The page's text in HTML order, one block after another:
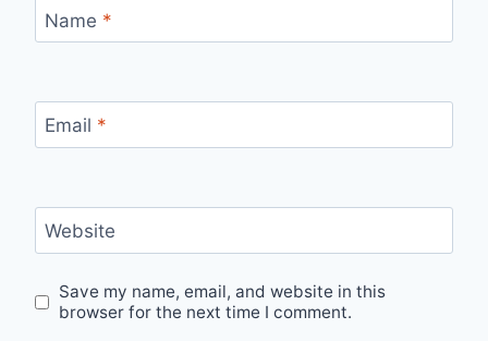
Name *
Email *
Website
Save my name, email, and website in this
browser for the next time I comment.